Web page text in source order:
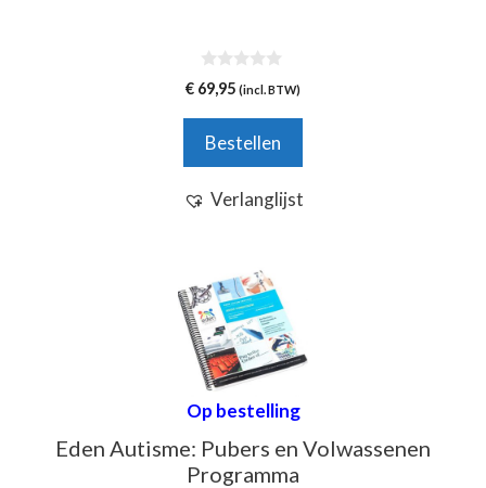
0
v
5
€ 69,95 (incl. BTW)
Bestellen
Verlanglijst
Op bestelling
Eden Autisme: Pubers en Volwassenen
Programma